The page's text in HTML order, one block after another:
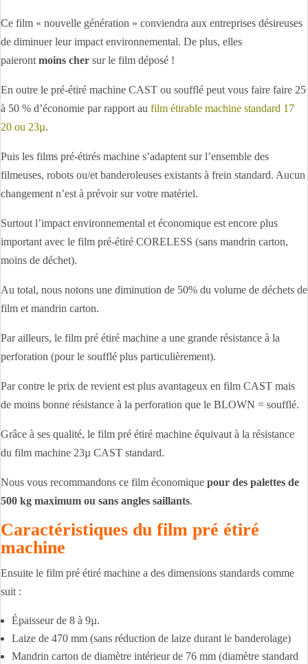
Ce film « nouvelle génération » conviendra aux entreprises désireuses
de diminuer leur impact environnemental. De plus, elles
paieront moins cher sur le film déposé !
En outre le pré-étiré machine CAST ou soufflé peut vous faire faire 25
à 50 % d’économie par rapport au film étirable machine standard 17
20 ou 23µ.
Puis les films pré-étirés machine s’adaptent sur l’ensemble des
filmeuses, robots ou/et banderoleuses existants à frein standard. Aucun
changement n’est à prévoir sur votre matériel.
Surtout l’impact environnemental et économique est encore plus
important avec le film pré-étiré CORELESS (sans mandrin carton,
moins de déchet).
Au total, nous notons une diminution de 50% du volume de déchets de
film et mandrin carton.
Par ailleurs, le film pré étiré machine a une grande résistance à la
perforation (pour le soufflé plus particulièrement).
Par contre le prix de revient est plus avantageux en film CAST mais
de moins bonne résistance à la perforation que le BLOWN = soufflé.
Grâce à ses qualité, le film pré étiré machine équivaut à la résistance
du film machine 23µ CAST standard.
Nous vous recommandons ce film économique pour des palettes de
500 kg maximum ou sans angles saillants.
Caractéristiques du film pré étiré
machine
Ensuite le film pré étiré machine a des dimensions standards comme
suit :
Épaisseur de 8 à 9µ.
Laize de 470 mm (sans réduction de laize durant le banderolage)
Mandrin carton de diamètre intérieur de 76 mm (diamètre standard